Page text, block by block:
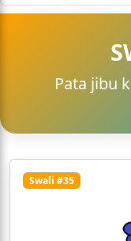
Pata jibu
Swali #35